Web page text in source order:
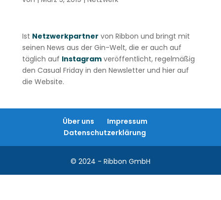
Ist Netzwerkpartner von Ribbon und bringt mit
seinen News aus der Gin-Welt, die er auch auf
täglich auf Instagramveröffentlicht, regelmäßig
den Casual Friday in den Newsletter und hier auf
die Website.
Über uns
Impressum
Datenschutzerklärung
© 2024 - Ribbon GmbH